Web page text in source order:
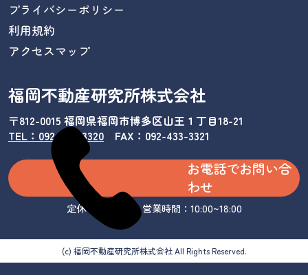
プライバシーポリシー
利用規約
アクセスマップ
福岡不動産研究所株式会社
〒812-0015 福岡県福岡市博多区山王１丁目18-21
TEL：092-433-3320/ FAX：092-433-3321
お電話でお問い合
わせ
定休日：水曜日 営業時間：10:00~18:00
(c) 福岡不動産研究所株式会社 All Rights Reserved.